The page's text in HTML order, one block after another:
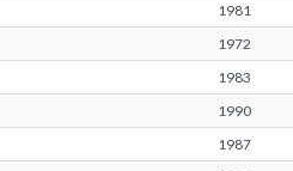
1981
1972
1983
1990
1987